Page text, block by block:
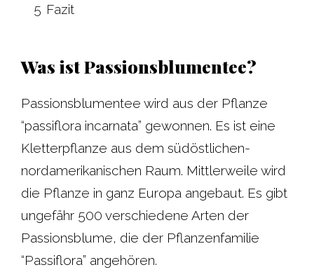
5 Fazit
Was ist Passionsblumentee?
Passionsblumentee wird aus der Pflanze
“passiflora incarnata” gewonnen. Es ist eine
Kletterpflanze aus dem südöstlichen-
nordamerikanischen Raum. Mittlerweile wird
die Pflanze in ganz Europa angebaut. Es gibt
ungefähr 500 verschiedene Arten der
Passionsblume, die der Pflanzenfamilie
“Passiflora” angehören.